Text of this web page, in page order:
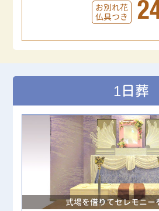
お別れ花
仏具つき
1日葬
式場を借りてセレモニー